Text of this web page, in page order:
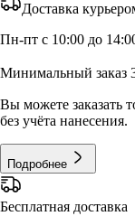
Доставка
Пн-пт с 10:00 до
Минимальный заказ
Вы можете заказать
без учёта нанесения.
Подробнее
Бесплатная доставка